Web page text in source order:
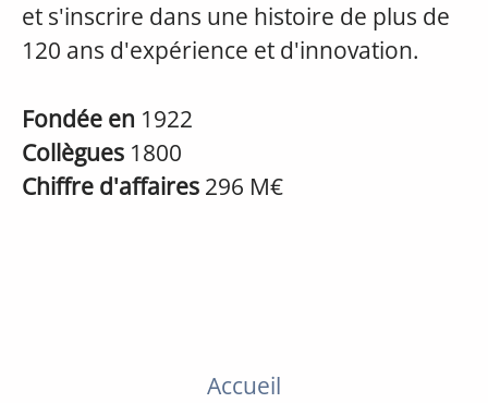
et s'inscrire dans une histoire de plus de
120 ans d'expérience et d'innovation.
Fondée en 1922
Collègues 1800
Chiffre d'affaires 296 M€
Accueil